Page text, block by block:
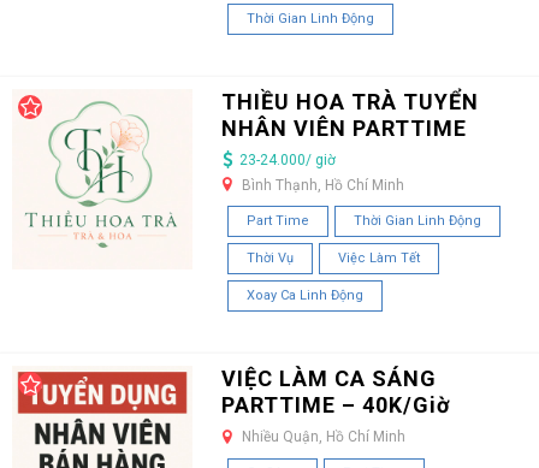
Thời Gian Linh Động
THIỀU HOA TRÀ TUYỂN
NHÂN VIÊN PARTTIME
23-24.000/ giờ
Bình Thạnh, Hồ Chí Minh
Part Time Thời Gian Linh Động
Thời Vụ Việc Làm Tết
Xoay Ca Linh Động
VIỆC LÀM CA SÁNG
PARTTIME – 40K/Giờ
Nhiều Quận, Hồ Chí Minh